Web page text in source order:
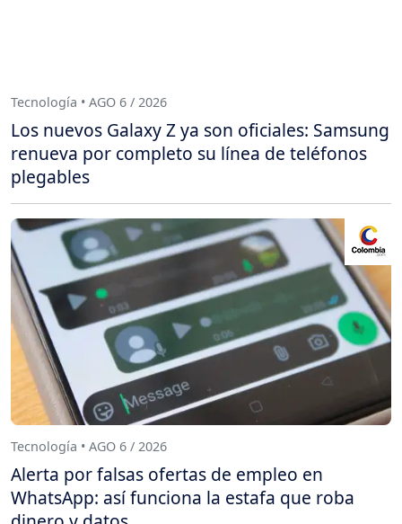
Tecnología • AGO 6 / 2026
Los nuevos Galaxy Z ya son oficiales: Samsung
renueva por completo su línea de teléfonos
plegables
Tecnología • AGO 6 / 2026
Alerta por falsas ofertas de empleo en
WhatsApp: así funciona la estafa que roba